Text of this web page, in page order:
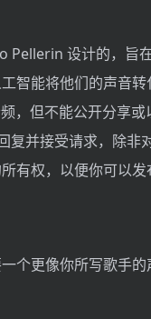
Pellerin 设计的，旨
智能将他们的声音
，但不能公开分享
复并接受请求，除非
有权，以便你可以发
个更像你所写歌手